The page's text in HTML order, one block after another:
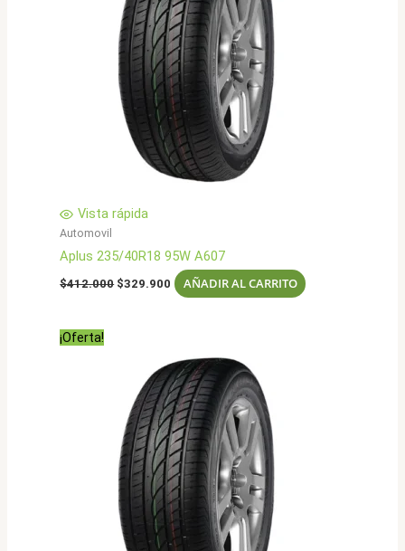
Vista rápida
Automovil
Aplus 235/40R18 95W A607
$412.000 El
$329.900 El
precio
AÑADIR AL CARRITO
¡Oferta!